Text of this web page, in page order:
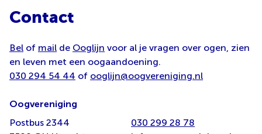
Contact
Bel of mail de Ooglijn voor al je vragen over ogen, zien
en leven met een oogaandoening.
030 294 54 44 of ooglijn@oogvereniging.nl
Oogvereniging
Postbus 2344
030 299 28 78